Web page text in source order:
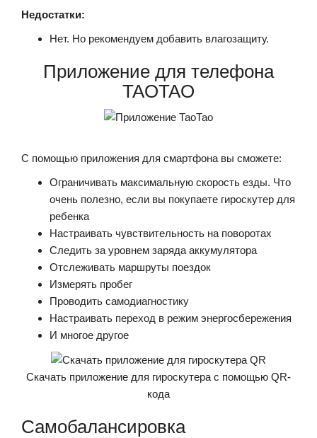
Недостатки:
Нет. Но рекомендуем добавить влагозащиту.
Приложение для телефона
TAOTAO
С помощью приложения для смартфона вы сможете:
Ограничивать максимальную скорость езды. Что
очень полезно, если вы покупаете гироскутер для
ребенка
Настраивать чувствительность на поворотах
Следить за уровнем заряда аккумулятора
Отслеживать маршруты поездок
Измерять пробег
Проводить самодиагностику
Настраивать переход в режим энергосбережения
И многое другое
Скачать приложение для гироскутера с помощью QR-
кода
Самобалансировка